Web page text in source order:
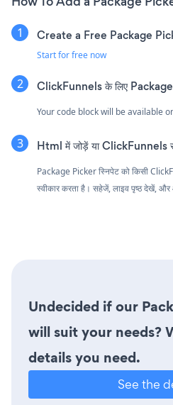
Create a Free Package
Start for free now
ClickFunnels के लिए Package
Your code block will be available
Html में जोड़ें या ClickFunnels
Package Picker स्निपेट को किसी
स्वीकार करता है। सहेजें, लाइव पृष्ठ देखें,
Undecided if our
will suit your needs?
details you need.
See the